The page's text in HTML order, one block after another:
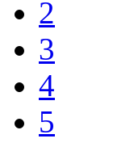
2
3
4
5